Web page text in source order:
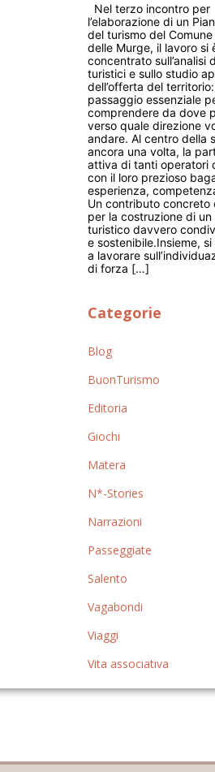
Nel terzo incontro per
l’elaborazione di un
del turismo del
delle Murge, il lavoro si
concentrato sull’analisi
turistici e sullo studio
dell’offerta del
passaggio essenziale
comprendere da dove
verso quale direzione
andare. Al centro della
ancora una volta, la
attiva di tanti operatori
con il loro prezioso
esperienza,
Un contributo concreto
per la costruzione di
turistico davvero
e sostenibile.Insieme,
a lavorare
di forza […]
Categorie
Blog
BuonTurismo
Editoria
Giochi
Matera
N*-Stories
Narrazioni
Passeggiate
Salento
Vagabondi
Viaggi
Vita associativa